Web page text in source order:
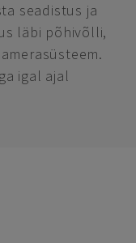
seadistus ja
läbi põhivõlli,
igal ajal